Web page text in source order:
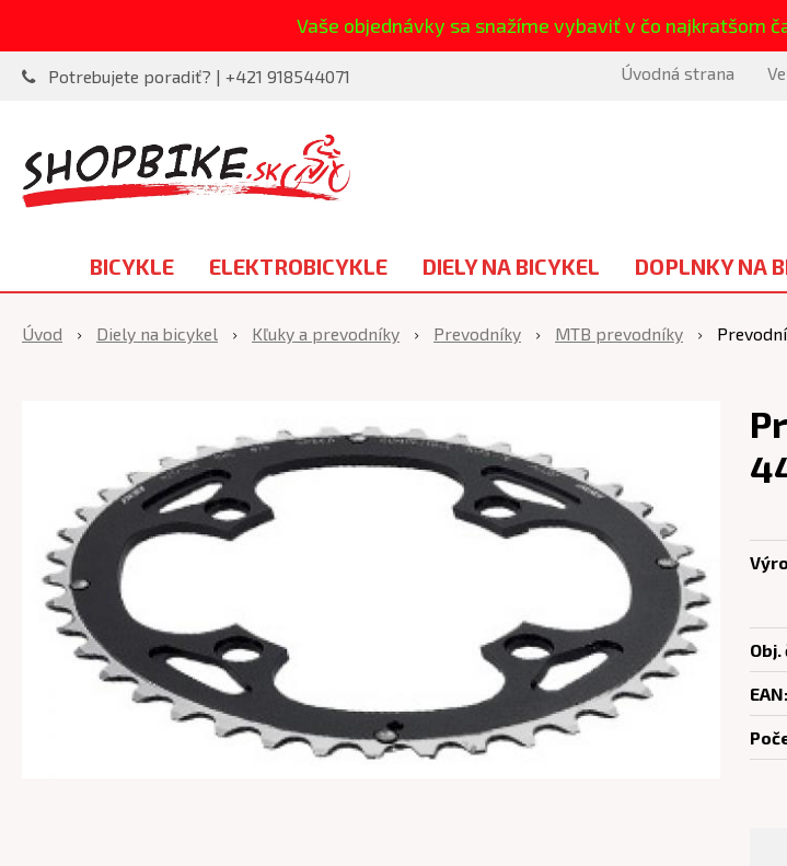
Vaše objednávky sa snažíme vybaviť v čo najkratšom
Potrebujete poradiť? | +421 918544071 Úvodná strana
BICYKLE ELEKTROBICYKLE DIELY NA BICYKEL DOPLNKY NA
Úvod Diely na bicykel Kľuky a prevodníky Prevodníky MTB prevodníky
EAN: